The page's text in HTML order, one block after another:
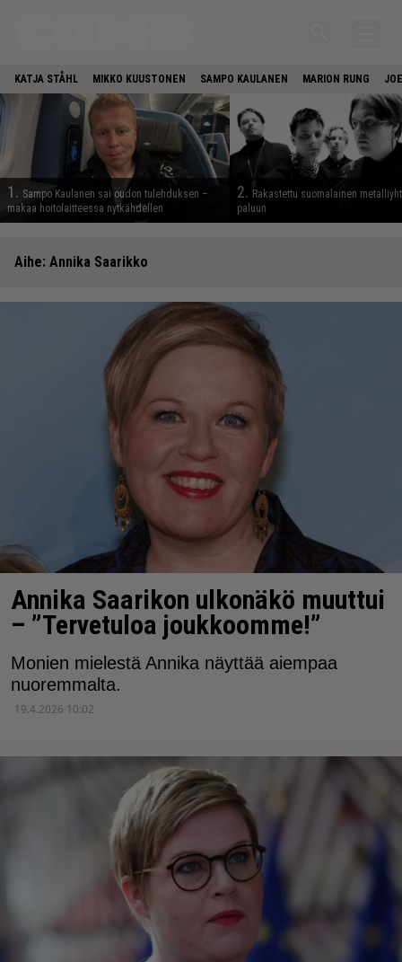
KATJA STÅHL MIKKO KUUSTONEN SAMPO KAULANEN MARION RUNG
1. Sampo Kaulanen sai oudon tulehduksen –
makaa hoitolaitteessa nytkähdellen
2. Rakastettu suomalainen
paluun
Aihe: Annika Saarikko
Annika Saarikon ulkonäkö muuttui
– ”Tervetuloa joukkoomme!”
Monien mielestä Annika näyttää aiempaa
nuoremmalta.
19.4.2026 10:02